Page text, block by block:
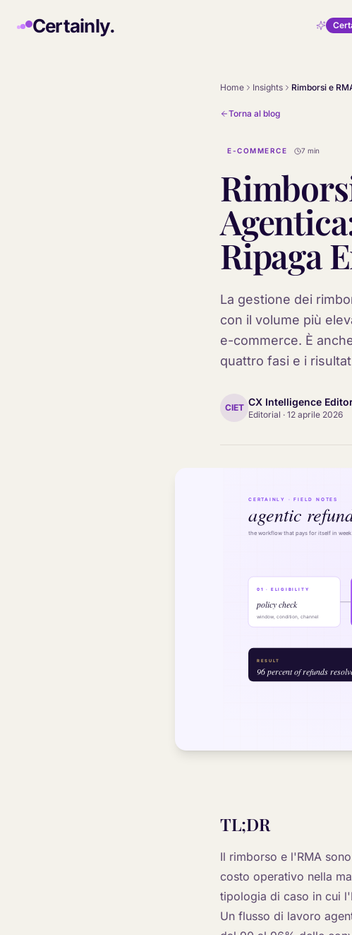
Certainly.
Home Insights
Torna al blog
E-COMMERCE 7 min
Ripaga
La gestione dei
con il volume più
e-commerce. È
quattro fasi e i
CIET CX Intelligence
Editorial · 12 aprile 2026
TL;DR
Il rimborso e l'RMA
costo operativo nella
tipologia di caso in cui
Un flusso di lavoro